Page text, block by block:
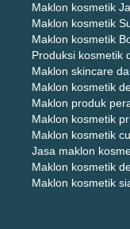
Maklon kosmetik
Maklon kosmetik
Maklon kosmetik
Produksi kosmetik
Maklon skincare
Maklon kosmetik
Maklon produk
Maklon kosmetik
Maklon kosmetik
Jasa maklon
Maklon kosmetik
Maklon kosmetik